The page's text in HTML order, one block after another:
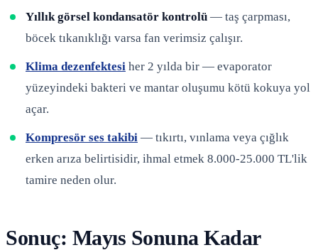
Yıllık görsel kondansatör kontrolü — taş çarpması,
böcek tıkanıklığı varsa fan verimsiz çalışır.
Klima dezenfektesi her 2 yılda bir — evaporator
yüzeyindeki bakteri ve mantar oluşumu kötü kokuya yol
açar.
Kompresör ses takibi — tıkırtı, vınlama veya çığlık
erken arıza belirtisidir, ihmal etmek 8.000-25.000 TL'lik
tamire neden olur.
Sonuç: Mayıs Sonuna Kadar